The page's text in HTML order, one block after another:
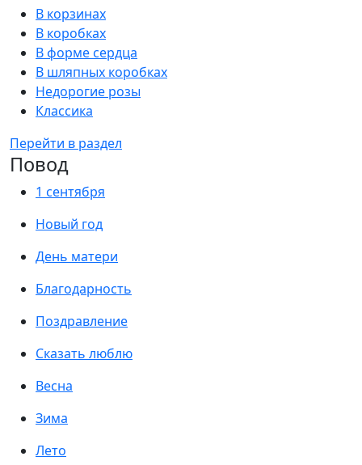
В корзинах
В коробках
В форме сердца
В шляпных коробках
Недорогие розы
Классика
Перейти в раздел
Повод
1 сентября
Новый год
День матери
Благодарность
Поздравление
Сказать люблю
Весна
Зима
Лето